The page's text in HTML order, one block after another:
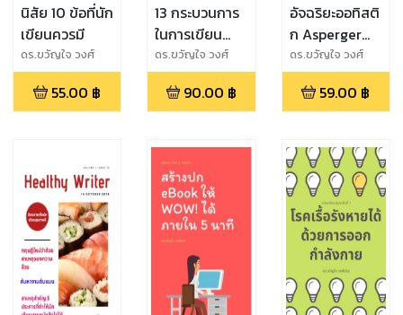
นิสัย 10 ข้อที่นัก
เขียนควรมี
ดร.ขวัญใจ วงศ์
ช่วย
55.00 ฿
13 กระบวนการ
ในการเขียน
EBOOK ให้เสร็จ
ครบสมบูรณ์
แบบ (พร้อมวิธี
ISBN สำหรับ
EBOOK)
ดร.ขวัญใจ วงศ์
ช่วย
90.00 ฿
อัจฉริยะออทิสติ
ก Asperger
Syndrome
ดร.ขวัญใจ วงศ์
ช่วย
59.00 ฿